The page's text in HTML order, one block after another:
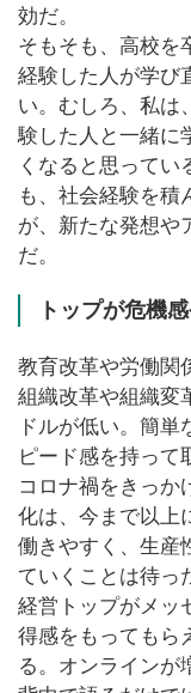
効だ。
そもそも、高校を
経験した人が学び
い。むしろ、私は
験した人と一緒に
くなると思ってい
も、社会経験を積
が、新たな発想や
だ。
トップが危機
教育改革や労働関
組織改革や組織変
ドルが低い。簡
ピード感を持って
コロナ禍をきっか
化は、今まで以上
働きやすく、生産
ていくことは待っ
経営トップがメッ
得感をもってもら
る。オンラインが